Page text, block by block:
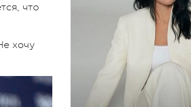
что
хочу